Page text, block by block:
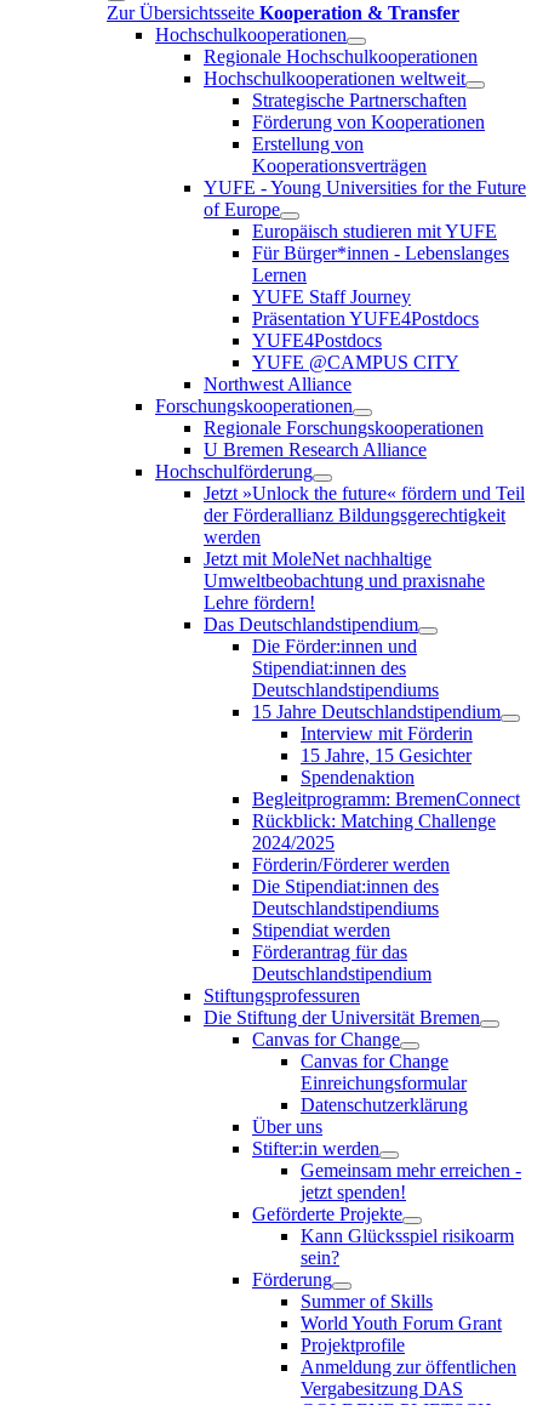
Zur Übersichtsseite Kooperation & Transfer
Hochschulkooperationen
Regionale Hochschulkooperationen
Hochschulkooperationen weltweit
Strategische Partnerschaften
Förderung von Kooperationen
Erstellung von
Kooperationsverträgen
YUFE - Young Universities for the Future
of Europe
Europäisch studieren mit YUFE
Für Bürger*innen - Lebenslanges
Lernen
YUFE Staff Journey
Präsentation YUFE4Postdocs
YUFE4Postdocs
YUFE @CAMPUS CITY
Northwest Alliance
Forschungskooperationen
Regionale Forschungskooperationen
U Bremen Research Alliance
Hochschulförderung
Jetzt »Unlock the future« fördern und Teil
der Förderallianz Bildungsgerechtigkeit
werden
Jetzt mit MoleNet nachhaltige
Umweltbeobachtung und praxisnahe
Lehre fördern!
Das Deutschlandstipendium
Die Förder:innen und
Stipendiat:innen des
Deutschlandstipendiums
15 Jahre Deutschlandstipendium
Interview mit Förderin
15 Jahre, 15 Gesichter
Spendenaktion
Begleitprogramm: BremenConnect
Rückblick: Matching Challenge
2024/2025
Förderin/Förderer werden
Die Stipendiat:innen des
Deutschlandstipendiums
Stipendiat werden
Förderantrag für das
Deutschlandstipendium
Stiftungsprofessuren
Die Stiftung der Universität Bremen
Canvas for Change
Canvas for Change
Einreichungsformular
Datenschutzerklärung
Über uns
Stifter:in werden
Gemeinsam mehr erreichen -
jetzt spenden!
Geförderte Projekte
Kann Glücksspiel risikoarm
sein?
Förderung
Summer of Skills
World Youth Forum Grant
Projektprofile
Anmeldung zur öffentlichen
Vergabesitzung DAS